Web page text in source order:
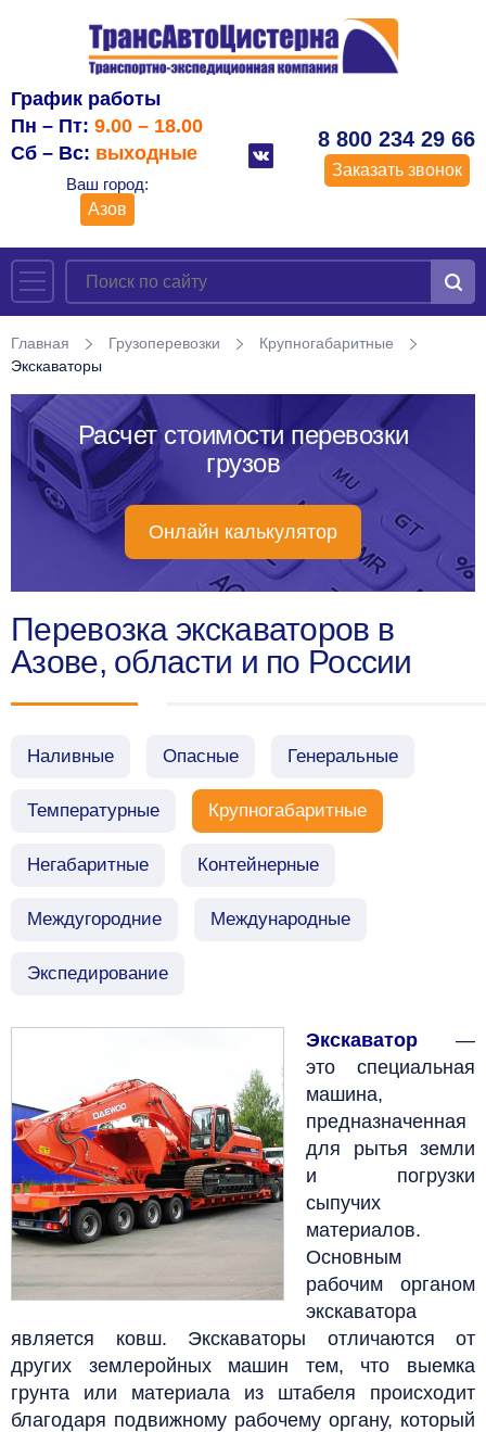
График работы
Пн – Пт: 9.00 – 18.00
Сб – Вс: выходные
Ваш город:
Азов
8 800 234 29 66
Заказать звонок
Главная Грузоперевозки
Крупногабаритные
Экскаваторы
Расчет стоимости перевозки
грузов
Онлайн калькулятор
Перевозка экскаваторов в
Азове, области и по России
Наливные Опасные Генеральные
Температурные Крупногабаритные
Негабаритные Контейнерные
Междугородние Международные
Экспедирование
Экскаватор —
это специальная
машина,
предназначенная
для рытья земли
и погрузки
сыпучих
материалов.
Основным
рабочим органом
экскаватора
является ковш. Экскаваторы отличаются от
других землеройных машин тем, что выемка
грунта или материала из штабеля происходит
благодаря подвижному рабочему органу, который